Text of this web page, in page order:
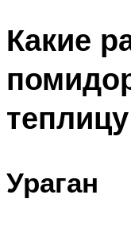
Какие
Ураган